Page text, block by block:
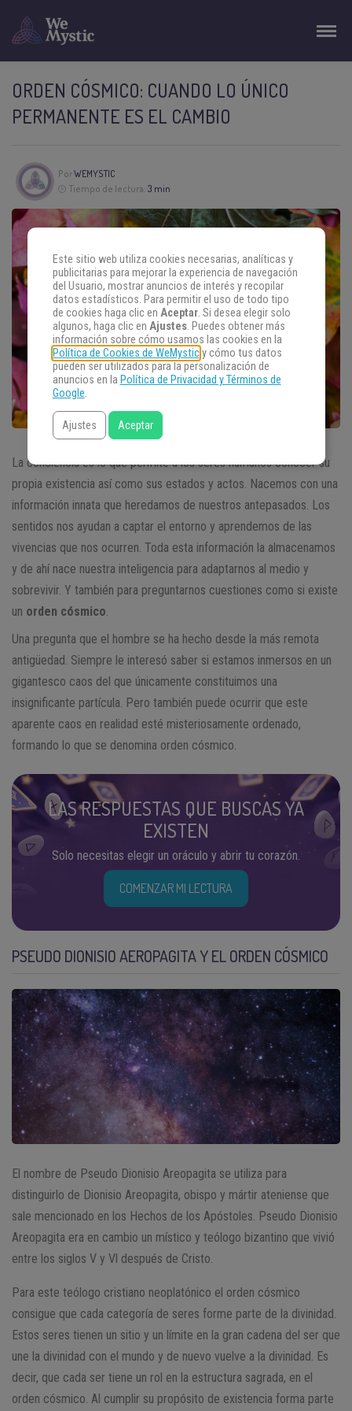
ORDEN CÓSMICO: CUANDO LO ÚNICO
PERMANENTE ES EL CAMBIO
PorWEMYSTIC
Tiempo de lectura: 3 min
La conciencia es lo que permite a los seres humanos conocer su
propia existencia así como sus estados y actos. Nacemos con una
información innata que heredamos de nuestros antepasados. Los
sentidos nos ayudan a captar el entorno y aprendemos de las
vivencias que nos ocurren. Toda esta información la almacenamos
y de ahí nace nuestra inteligencia para adaptarnos al medio y
sobrevivir. Y también para preguntarnos cuestiones como si existe
un orden cósmico
Una pregunta que el hombre se ha hecho desde la más remota
antigüedad. Siempre le interesó saber si estamos inmersos en un
gigantesco caos del que únicamente constituimos una
insignificante partícula. Pero también puede ocurrir que este
aparente caos en realidad esté misteriosamente ordenado,
formando lo que se denomina orden cósmico.
LAS RESPUESTAS QUE BUSCAS YA
EXISTEN
Solo necesitas elegir un oráculo y abrir tu corazón.
COMENZAR MI LECTURA
PSEUDO DIONISIO AEROPAGITA Y EL ORDEN CÓSMICO
El nombre de Pseudo Dionisio Areopagita se utiliza para
distinguirlo de Dionisio Areopagita, obispo y mártir ateniense que
sale mencionado en los Hechos de los Apóstoles. Pseudo Dionisio
Areopagita era en cambio un místico y teólogo bizantino que vivió
entre los siglos V y Vl después de Cristo.
Para este teólogo cristiano neoplatónico el orden cósmico
consigue que cada categoría de seres forme parte de la divinidad.
Estos seres tienen un sitio y un límite en la gran cadena del ser que
une la divinidad con el mundo y de nuevo vuelve a la divinidad. Es
decir, que cada ser tiene un rol en la estructura sagrada, en el
orden cósmico. Al cumplir su propósito de existencia forma parte
Este sitio web utiliza cookies necesarias, analíticas y
publicitarias para mejorar la experiencia de navegación
del Usuario, mostrar anuncios de interés y recopilar
datos estadísticos. Para permitir el uso de todo tipo
de cookies haga clic en Aceptar. Si desea elegir solo
algunos, haga clic en Ajustes. Puedes obtener más
información sobre cómo usamos las cookies en la
Política de Cookies de WeMysticy cómo tus datos
pueden ser utilizados para la personalización de
anuncios en la Política de Privacidad y Términos de
Google.
Ajustes Aceptar